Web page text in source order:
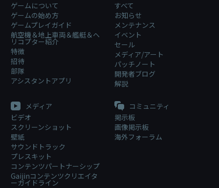
ゲームについて
ゲームの始め方
ゲームプレイガイド
航空機＆地上車両＆艦艇＆ヘ
リコプター紹介
特徴
招待
部隊
アシスタントアプリ
すべて
お知らせ
メンテナンス
イベント
セール
メディア/アート
パッチノート
開発者ブログ
解説
メディア
ビデオ
スクリーンショット
壁紙
サウンドトラック
プレスキット
コンテンツパートナーシップ
Gaijinコンテンツクリエイタ
ーガイドライン
コミュニティ
掲示板
画像掲示板
海外フォーラム